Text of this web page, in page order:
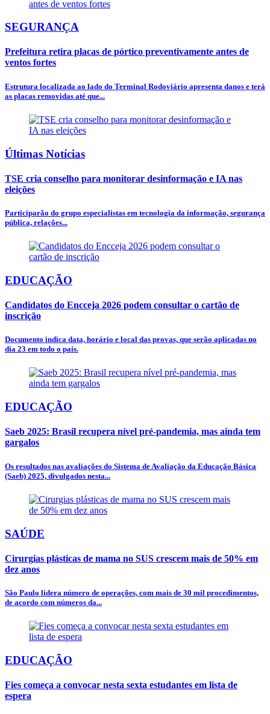
SEGURANÇA
Prefeitura retira placas de pórtico preventivamente antes de
ventos fortes
Estrutura localizada ao lado do Terminal Rodoviário apresenta danos e terá
as placas removidas até que...
Últimas Notícias
TSE cria conselho para monitorar desinformação e IA nas
eleições
Participarão do grupo especialistas em tecnologia da informação, segurança
pública, relações...
EDUCAÇÃO
Candidatos do Encceja 2026 podem consultar o cartão de
inscrição
Documento indica data, horário e local das provas, que serão aplicadas no
dia 23 em todo o país.
EDUCAÇÃO
Saeb 2025: Brasil recupera nível pré-pandemia, mas ainda tem
gargalos
Os resultados nas avaliações do Sistema de Avaliação da Educação Básica
(Saeb) 2025, divulgados nesta...
SAÚDE
Cirurgias plásticas de mama no SUS crescem mais de 50% em
dez anos
São Paulo lidera número de operações, com mais de 30 mil procedimentos,
de acordo com números da...
EDUCAÇÃO
Fies começa a convocar nesta sexta estudantes em lista de
espera